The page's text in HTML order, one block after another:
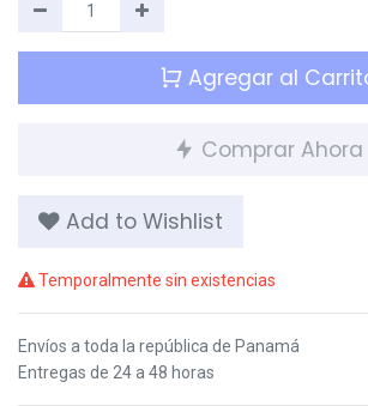
Agregar al
Comprar Ahora
Add to Wishlist
Temporalmente sin existencias
Envíos a toda la república de Panamá
Entregas de 24 a 48 horas